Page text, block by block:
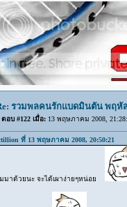
รวมพลคนรักแบดมินตัน พฤหั
ตอบ #122 เมื่อ:13 พฤษภาคม 2008,
ที่ 13 พฤษภาคม 2008, 20:50:21
มาด้วยนะ จะได้เผาง่ายๆหน่อย